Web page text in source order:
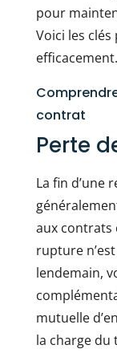
pour
Voici les
efficacement.
contrat
Perte
La fin d’une
aux contrats
rupture
lendemain,
mutuelle
la charge du